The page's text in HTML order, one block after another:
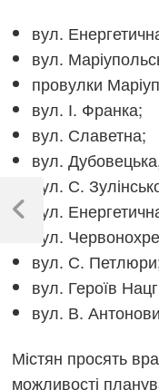
вул.
вул.
провулки
вул. І. Франка;
вул. Славетна;
вул.
вул. С.
вул.
вул.
вул. С.
вул. Героїв
вул. В.
Містян просять
можливості
Навігація
записів
Previous